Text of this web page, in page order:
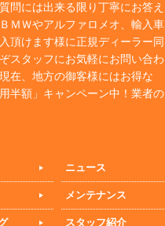
問には出来る限り丁寧にお答え
ＭＷやアルファロメオ、輸入車
頂けます様に正規ディーラー同
スタッフにお気軽にお問い合わ
在、地方の御客様にはお得な
半額」キャンペーン中！業者の
ニュース
メンテナンス
スタッフ紹介